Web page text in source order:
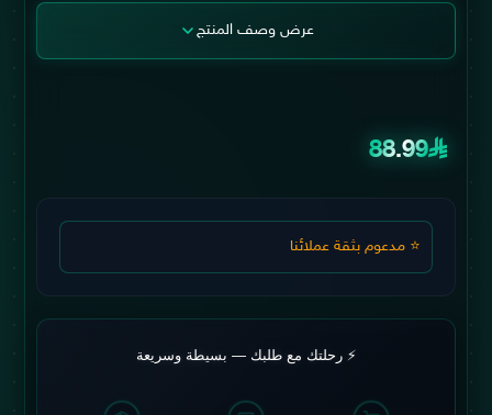
عرض وصف المنتج
88.99
⭐ مدعوم بثقة عملائنا
⚡ رحلتك مع طلبك — بسيطة وسريعة